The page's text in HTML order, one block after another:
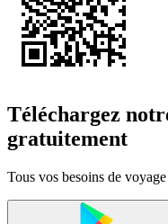
Téléchargez
gratuitement
Tous vos besoins de